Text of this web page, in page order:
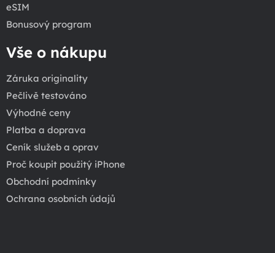
eSIM
Bonusový program
Vše o nákupu
Záruka originality
Pečlivě testováno
Výhodné ceny
Platba a doprava
Ceník služeb a oprav
Proč koupit použitý iPhone
Obchodní podmínky
Ochrana osobních údajů